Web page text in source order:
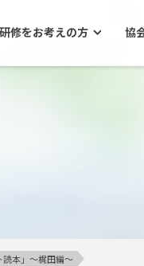
修をお考えの方 協
本」～梶田編～